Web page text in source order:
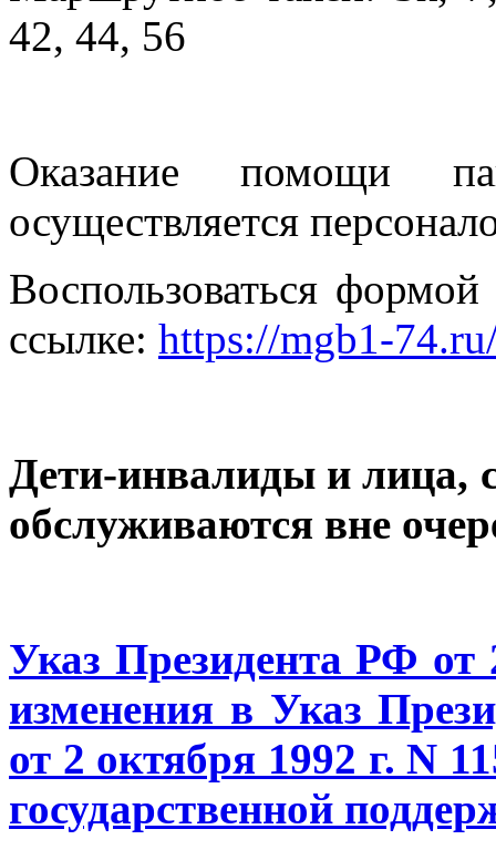
42, 44, 56
Оказание помощи
осуществляется
Воспользоваться
ссылке: https://mgb1-
Дети-инвалиды и лица,
обслуживаются вне
Указ Президента РФ от
изменения в Указ
от 2 октября 1992 г. N
государственной